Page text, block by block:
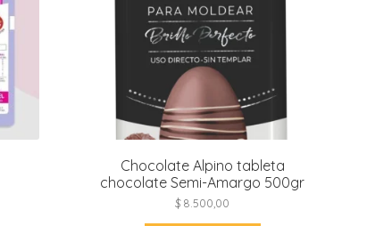
Chocolate Alpino tableta
chocolate Semi-Amargo 500gr
$8.500,00